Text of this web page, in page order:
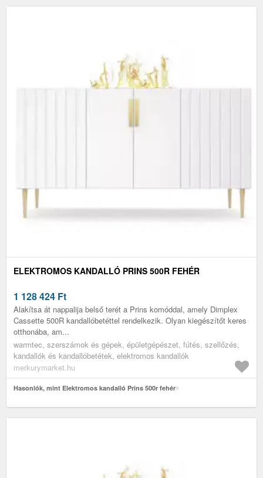
ELEKTROMOS KANDALLÓ PRINS 500R FEHÉR
1 128 424 Ft
Alakítsa át nappalija belső terét a Prins komóddal, amely Dimplex
Cassette 500R kandallóbetéttel rendelkezik. Olyan kiegészítőt keres
otthonába, am...
warmtec, szerszámok és gépek, épületgépészet, fútés, szellőzés,
kandallók és kandallóbetétek, elektromos kandallók
merkurymarket.hu
Hasonlók, mint Elektromos kandalló Prins 500r fehér